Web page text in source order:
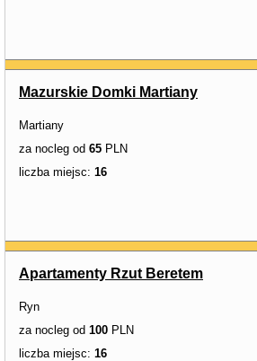
Mazurskie Domki Martiany
Martiany
za nocleg od 65 PLN
liczba miejsc: 16
Apartamenty Rzut Beretem
Ryn
za nocleg od 100 PLN
liczba miejsc: 16